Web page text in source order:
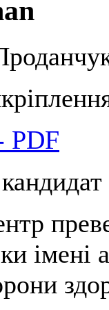
PDF